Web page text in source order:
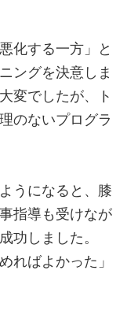
化する一方」と
ングを決意しま
変でしたが、ト
のないプログラ
うになると、膝
指導も受けなが
功しました。
ればよかった」